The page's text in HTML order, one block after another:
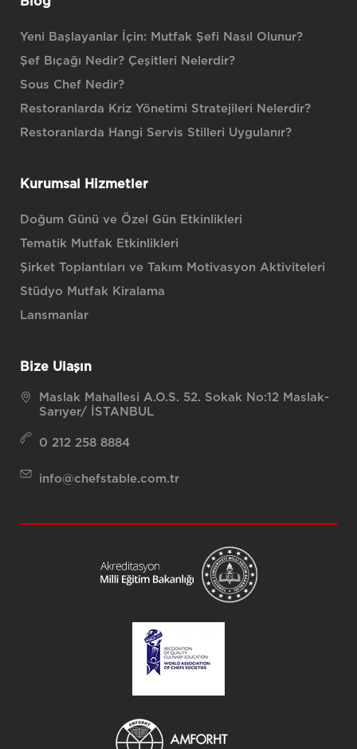
Yeni Başlayanlar İçin: Mutfak Şefi Nasıl Olunur?
Şef Bıçağı Nedir? Çeşitleri Nelerdir?
Sous Chef Nedir?
Restoranlarda Kriz Yönetimi Stratejileri Nelerdir?
Restoranlarda Hangi Servis Stilleri Uygulanır?
Kurumsal Hizmetler
Doğum Günü ve Özel Gün Etkinlikleri
Tematik Mutfak Etkinlikleri
Şirket Toplantıları ve Takım Motivasyon Aktiviteleri
Stüdyo Mutfak Kiralama
Lansmanlar
Bize Ulaşın
Maslak Mahallesi A.O.S. 52. Sokak No:12 Maslak-
Sarıyer/ İSTANBUL
0 212 258 8884
info@chefstable.com.tr